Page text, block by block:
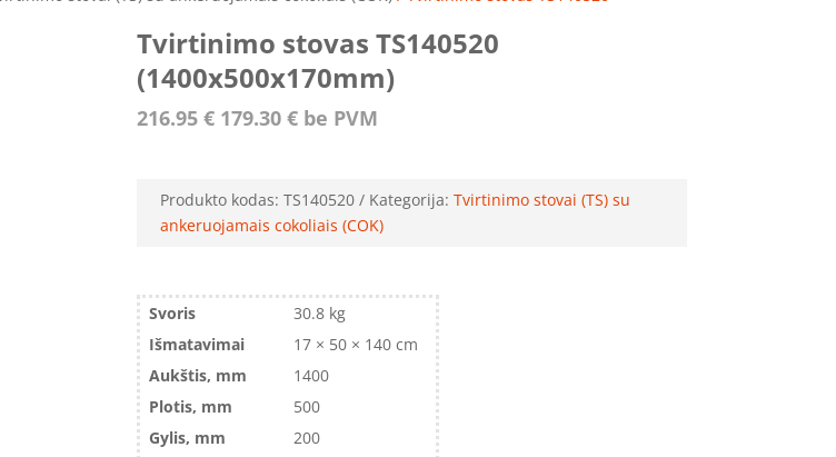
Tvirtinimo stovas TS140520
(1400x500x170mm)
216.95 € 179.30 €be PVM
Produkto kodas: TS140520 Kategorija: Tvirtinimo stovai (TS) su
ankeruojamais cokoliais (COK)
Svoris
30.8 kg
Išmatavimai
17 × 50 × 140 cm
Aukštis, mm
1400
Plotis, mm
500
Gylis, mm
200